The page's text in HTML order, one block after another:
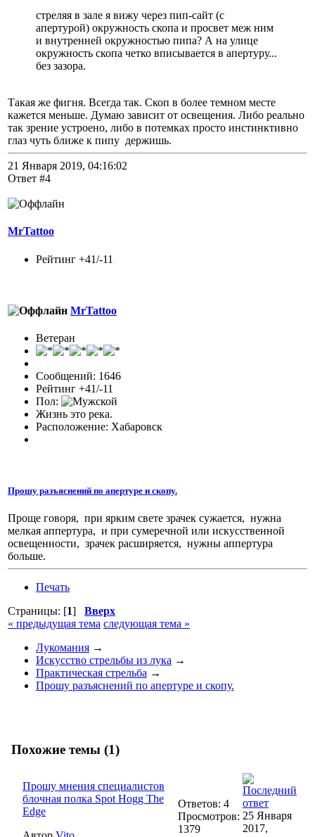
стреляя в зале я вижу через пип-сайт (с
апертурой) окружность скопа и просвет меж ним
и внутренней окружностью пипа? А на улице
окружность скопа четко вписывается в апертуру...
без зазора.
Такая же фигня. Всегда так. Скоп в более темном месте
кажется меньше. Думаю зависит от освещения. Либо реально
так зрение устроено, либо в потемках просто инстинктивно
глаз чуть ближе к пипу держишь.
21 Января 2019, 04:16:02
Ответ #4
MrTattoo
Рейтинг +41/-11
MrTattoo
Ветеран
Сообщений: 1646
Рейтинг +41/-11
Пол:
Жизнь это река.
Расположение: Хабаровск
Прошу разъяснений по апертуре и скопу.
Проще говоря, при ярким свете зрачек сужается, нужна
мелкая аппертура, и при сумеречной или искусственной
освещенности, зрачек расширяется, нужны аппертура
больше.
Печать
Страницы: [1] Вверх
« предыдущая тема следующая тема »
Лукомания →
Искусство стрельбы из лука →
Практическая стрельба →
Прошу разъяснений по апертуре и скопу.
Похожие темы (1)
Прошу мнения специалистов
блочная полка Spot Hogg The
Edge
Ответов: 4
Просмотров:
1379
25 Января
2017,